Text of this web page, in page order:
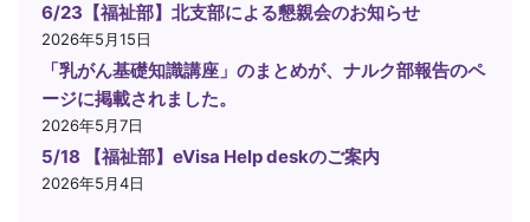
6/23【福祉部】北支部による懇親会のお知らせ
2026年5月15日
「乳がん基礎知識講座」のまとめが、ナルク部報告のペ
ージに掲載されました。
2026年5月7日
5/18 【福祉部】eVisa Help deskのご案内
2026年5月4日